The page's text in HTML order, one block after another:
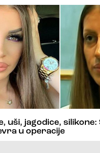
uši, jagodice,
u operacije